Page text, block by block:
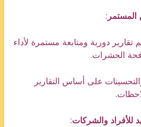
المستمر :
تقارير دورية ومتابعة مستمرة لأداء
الحشرات.
على أساس التقارير
للأفراد والشركات: